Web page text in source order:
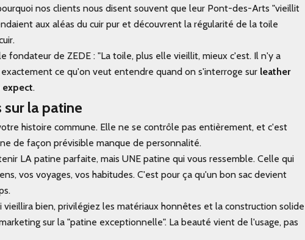
nos clients nous disent souvent que leur Pont-des-Arts "vieillit
aux aléas du cuir pur et découvrent la régularité de la toile
fondateur de ZEDE : "La toile, plus elle vieillit, mieux c'est. Il n'y a
ce qu'on veut entendre quand on s'interroge sur leather
expect.
sur la patine
histoire commune. Elle ne se contrôle pas entièrement, et c'est
de façon prévisible manque de personnalité.
LA patine parfaite, mais UNE patine qui vous ressemble. Celle qui
vos voyages, vos habitudes. C'est pour ça qu'un bon sac devient
vieillira bien, privilégiez les matériaux honnêtes et la construction solide
sur la "patine exceptionnelle". La beauté vient de l'usage, pas